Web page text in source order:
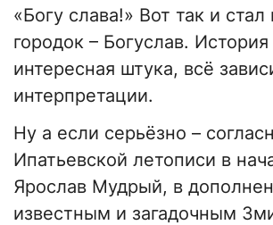
«Богу слава!» Вот так и стал
городок – Богуслав. История
интересная штука, всё
интерпретации.
Ну а если серьёзно –
Ипатьевской летописи в
Ярослав Мудрый, в
известным и загадочным